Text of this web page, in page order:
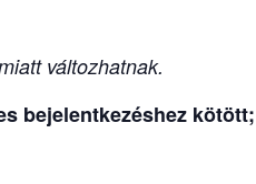
változhatnak.
bejelentkezéshez